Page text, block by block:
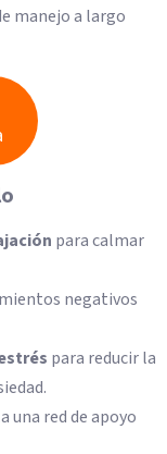
manejo a largo
para calmar
negativos
para reducir la
una red de apoyo